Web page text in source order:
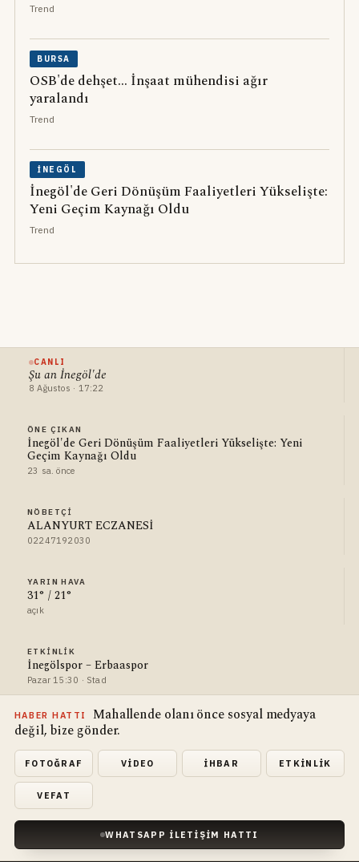
Trend
BURSA
OSB'de dehşet... İnşaat mühendisi ağır
yaralandı
Trend
İNEGÖL
İnegöl'de Geri Dönüşüm Faaliyetleri Yükselişte:
Yeni Geçim Kaynağı Oldu
Trend
CANLI
Şu an İnegöl'de
8 Ağustos · 17:22
ÖNE ÇIKAN
İnegöl'de Geri Dönüşüm Faaliyetleri Yükselişte: Yeni
Geçim Kaynağı Oldu
23 sa. önce
NÖBETÇI
ALANYURT ECZANESİ
02247192030
YARIN HAVA
31° / 21°
açık
ETKINLIK
İnegölspor – Erbaaspor
Pazar 15:30 · Stad
HABER HATTI
Mahallende olanı önce sosyal medyaya
değil, bize gönder.
FOTOĞRAF VIDEO İHBAR ETKINLIK
VEFAT
WHATSAPP İLETIŞIM HATTI